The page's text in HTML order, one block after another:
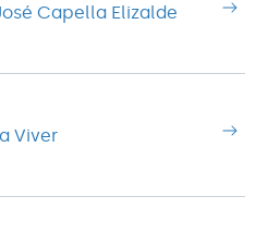
Capella Elizalde
Viver